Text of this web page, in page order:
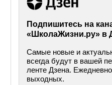
Подпишитесь на
«ШколаЖизни.ру» в
Самые новые и
всегда будут в вашей
ленте Дзена.
выходных.